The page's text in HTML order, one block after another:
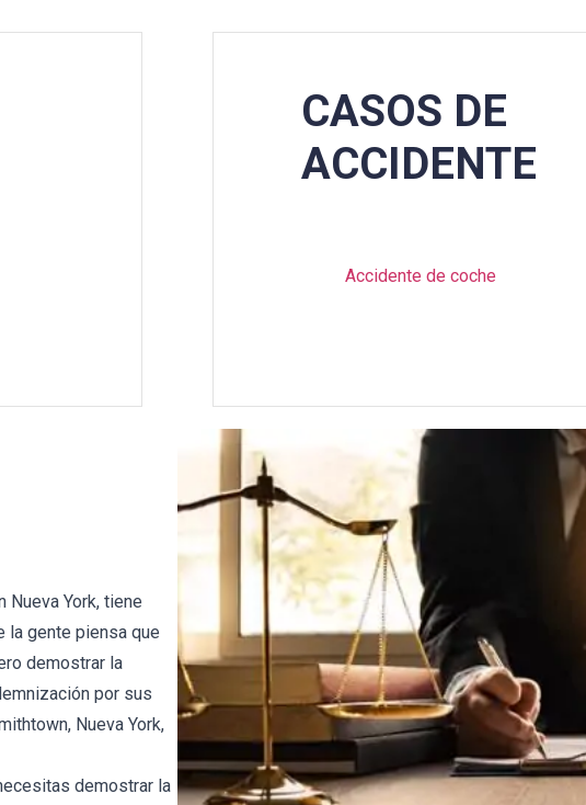
CASOS DE
ACCIDENTE
Accidente de coche
Nueva York, tiene
la gente piensa que
demostrar la
por sus
Nueva York,
demostrar la